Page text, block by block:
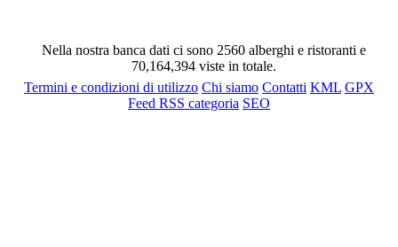
Nella nostra banca dati ci sono 2560 alberghi e ristoranti e
70,164,394 viste in totale.
Termini e condizioni di utilizzo Chi siamo Contatti KML GPX
Feed RSS categoria SEO